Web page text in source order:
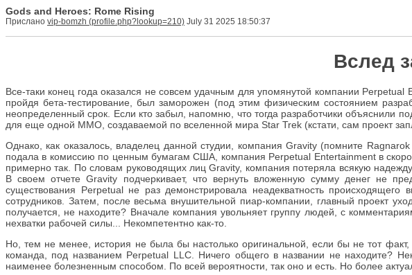
Gods and Heroes: Rome Rising
Прислано vip-bomzh July 31 2025 18:50:37
Вслед
Все-таки конец года оказался не совсем удачным для упомянутой компании
пройдя бета-тестирование, был заморожен (под этим физическим состоянием
неопределенный срок. Если кто забыл, напомню, что тогда разработчики объяснили
для еще одной ММО, создаваемой по вселенной мира Star Trek (кстати, сам проект
Однако, как оказалось, владелец данной студии, компания Gravity (помните
подала в комиссию по ценным бумагам США, компания Perpetual Entertainment в
примерно так. По словам руководящих лиц Gravity, компания потеряла всякую
В своем отчете Gravity подчеркивает, что вернуть вложенную сумму денег не
существования Perpetual не раз демонстрировала неадекватность
сотрудников. Затем, после весьма внушительной пиар-компании, главный проект
получается, не находите? Вначале компания увольняет группу людей, с
нехватки рабочей силы... Некомпетентно как-то.
Но, тем не менее, история не была бы настолько оригинальной, если бы не тот
команда, под названием Perpetual LLC. Ничего общего в названии не находите?
наименее болезненным способом. По всей вероятности, так оно и есть. Но более